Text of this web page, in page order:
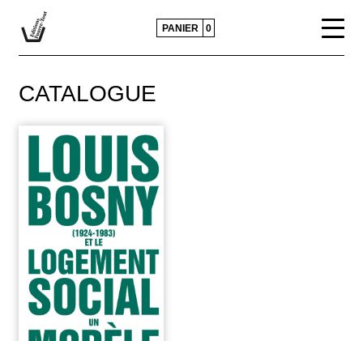
CATALOGUE
ACTUALITÉS
CONTACTS ET DIFFUSION
POLITIQUE ÉDITORIALE
PANIER 0
CATALOGUE